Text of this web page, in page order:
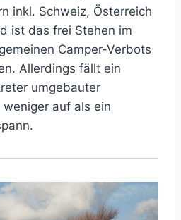
inkl. Schweiz, Österreich
ist das frei Stehen im
Camper-Verbots
Allerdings fällt ein
umgebauter
auf als ein